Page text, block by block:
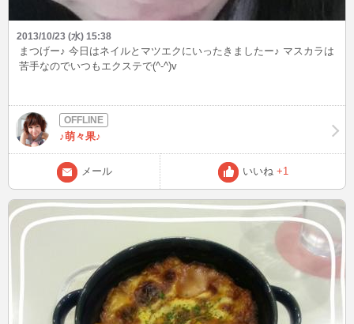
2013/10/23 (水) 15:38
まつげー♪ 今日はネイルとマツエクにいったきましたー♪ マスカラは
苦手なのでいつもエクステで(^-^)v
♪萌々果♪
メール いいね +1